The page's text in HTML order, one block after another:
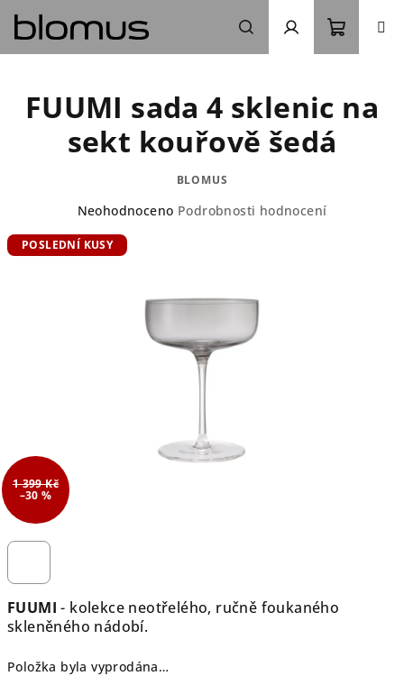
obsah
Hledat Přihlášení
košík
FUUMI- kolekce neotřelého, ručně foukaného
skleněného nádobí.
Položka byla vyprodána…
FUUMI sada 4 sklenic na
sekt kouřově šedá
BLOMUS
Průměrné
produktu
Neohodnoceno Podrobnosti hodnocení
POSLEDNÍ KUSY
1 399 Kč
–30 %